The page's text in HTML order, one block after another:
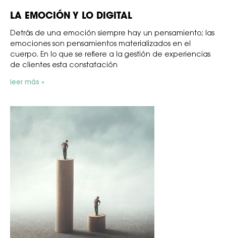
LA EMOCIÓN Y LO DIGITAL
Detrás de una emoción siempre hay un pensamiento; las
emociones son pensamientos materializados en el
cuerpo. En lo que se refiere a la gestión de experiencias
de clientes esta constatación
leer más »